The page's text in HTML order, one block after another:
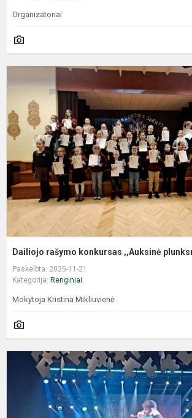
Organizatoriai
Dailiojo rašymo konkursas ,,Auksinė
Paskelbta: 2025-11-21
Kategorija: Renginiai
Mokytoja Kristina Mikliuvienė